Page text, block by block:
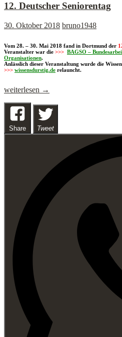
12. Deutscher Seniorentag
30. Oktober 2018 bruno1948
Vom 28. – 30. Mai 2018 fand in Dortmund der
Veranstalter war die >>> BAGSO –
Organisationen.
Anlässlich dieser Veranstaltung wurde die
>>> wissensdurstig.de relauncht.
12.
Seniorentag
weiterlesen →
Share Tweet